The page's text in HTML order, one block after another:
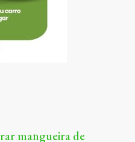
mangueira de